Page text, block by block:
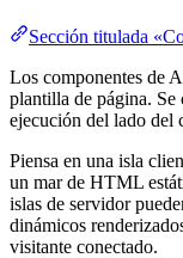
Sección titulada
Los componentes de
plantilla de página.
ejecución del lado del
Piensa en una isla
un mar de HTML
islas de servidor
dinámicos
visitante conectado.